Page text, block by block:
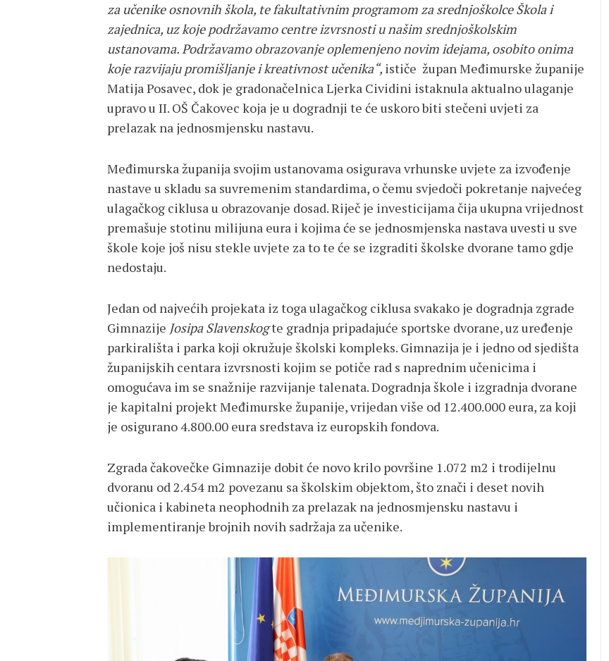
za učenike osnovnih škola, te fakultativnim programom za srednjoškolce Škola i
zajednica, uz koje podržavamo centre izvrsnosti u našim srednjoškolskim
ustanovama. Podržavamo obrazovanje oplemenjeno novim idejama, osobito onima
koje razvijaju promišljanje i kreativnost učenika“, ističe župan Međimurske županije
Matija Posavec, dok je gradonačelnica Ljerka Cividini istaknula aktualno ulaganje
upravo u II. OŠ Čakovec koja je u dogradnji te će uskoro biti stečeni uvjeti za
prelazak na jednosmjensku nastavu.
Međimurska županija svojim ustanovama osigurava vrhunske uvjete za izvođenje
nastave u skladu sa suvremenim standardima, o čemu svjedoči pokretanje najvećeg
ulagačkog ciklusa u obrazovanje dosad. Riječ je investicijama čija ukupna vrijednost
premašuje stotinu milijuna eura i kojima će se jednosmjenska nastava uvesti u sve
škole koje još nisu stekle uvjete za to te će se izgraditi školske dvorane tamo gdje
nedostaju.
Jedan od najvećih projekata iz toga ulagačkog ciklusa svakako je dogradnja zgrade
Gimnazije Josipa Slavenskogte gradnja pripadajuće sportske dvorane, uz uređenje
parkirališta i parka koji okružuje školski kompleks. Gimnazija je i jedno od sjedišta
županijskih centara izvrsnosti kojim se potiče rad s naprednim učenicima i
omogućava im se snažnije razvijanje talenata. Dogradnja škole i izgradnja dvorane
je kapitalni projekt Međimurske županije, vrijedan više od 12.400.000 eura, za koji
je osigurano 4.800.00 eura sredstava iz europskih fondova.
Zgrada čakovečke Gimnazije dobit će novo krilo površine 1.072 m2 i trodijelnu
dvoranu od 2.454 m2 povezanu sa školskim objektom, što znači i deset novih
učionica i kabineta neophodnih za prelazak na jednosmjensku nastavu i
implementiranje brojnih novih sadržaja za učenike.